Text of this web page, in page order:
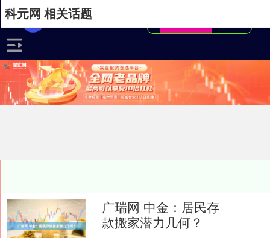
科元网 相关话题
广瑞网 中金：居民存
款搬家潜力几何？